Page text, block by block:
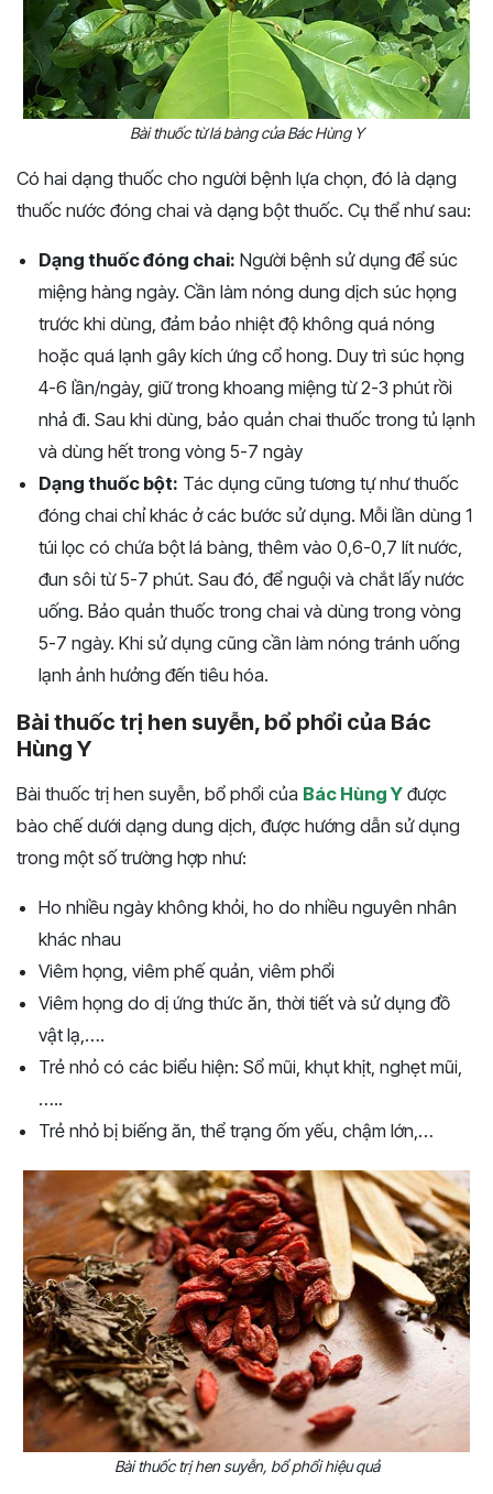
Bài thuốc từ lá bàng của Bác Hùng Y
Có hai dạng thuốc cho người bệnh lựa chọn, đó là dạng
thuốc nước đóng chai và dạng bột thuốc. Cụ thể như sau:
Dạng thuốc đóng chai: Người bệnh sử dụng để súc
miệng hàng ngày. Cần làm nóng dung dịch súc họng
trước khi dùng, đảm bảo nhiệt độ không quá nóng
hoặc quá lạnh gây kích ứng cổ hong. Duy trì súc họng
4-6 lần/ngày, giữ trong khoang miệng từ 2-3 phút rồi
nhả đi. Sau khi dùng, bảo quản chai thuốc trong tủ lạnh
và dùng hết trong vòng 5-7 ngày
Dạng thuốc bột: Tác dụng cũng tương tự như thuốc
đóng chai chỉ khác ở các bước sử dụng. Mỗi lần dùng 1
túi lọc có chứa bột lá bàng, thêm vào 0,6-0,7 lít nước,
đun sôi từ 5-7 phút. Sau đó, để nguội và chắt lấy nước
uống. Bảo quản thuốc trong chai và dùng trong vòng
5-7 ngày. Khi sử dụng cũng cần làm nóng tránh uống
lạnh ảnh hưởng đến tiêu hóa.
Bài thuốc trị hen suyễn, bổ phổi của Bác
Hùng Y
Bài thuốc trị hen suyễn, bổ phổi của Bác Hùng Y được
bào chế dưới dạng dung dịch, được hướng dẫn sử dụng
trong một số trường hợp như:
Ho nhiều ngày không khỏi, ho do nhiều nguyên nhân
khác nhau
Viêm họng, viêm phế quản, viêm phổi
Viêm họng do dị ứng thức ăn, thời tiết và sử dụng đồ
vật lạ,….
Trẻ nhỏ có các biểu hiện: Sổ mũi, khụt khịt, nghẹt mũi,
…..
Trẻ nhỏ bị biếng ăn, thể trạng ốm yếu, chậm lớn,…
Bài thuốc trị hen suyễn, bổ phổi hiệu quả